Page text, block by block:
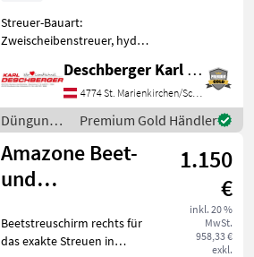
Streuer-Bauart:
Zweischeibenstreuer, hydr.
Grenzstreueinrichtung,
Streumengenverstellung
Amazone ZA-V 3200 Profis
Tronic Wiegestreuer in
Isobus Ausführung (
Deschberger Karl Landtechnik GesmbH & Co KG
4774 St. Marienkirchen/Schärding
Düngung
und
Beregnung
/ Amazone
Premium Gold Händler
Amazone Beet-
und
für ZA-V / ZA-TS
1.150
€
inkl. 20 %
MwSt.
958,33 €
exkl.
Beetstreuschirm rechts für
das exakte Streuen in